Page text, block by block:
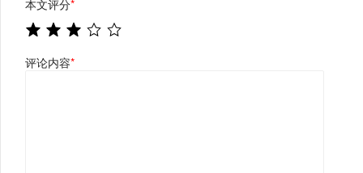
本文评分*
评论内容*